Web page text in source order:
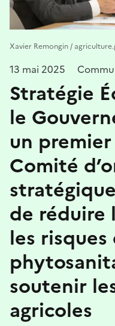
Xavier Remongin /
13 mai 2025
Stratégie
le
un
Comité
de réduire
les
soutenir
agricoles